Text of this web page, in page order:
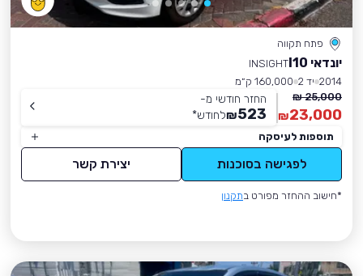
פתח תקווה
יונדאי I10
INSIGHT
2014 יד 2
160,000 ק״מ
25,000 ₪
23,000
₪
החזר חודשי מ-
523
₪לחודש*
תוספות לעיסקה
לפגישה בסוכנות יצירת קשר
*חישוב ההחזר מפורט בתקנון